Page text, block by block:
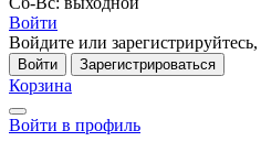
Войти
Войдите или
Войти Зарегистрироваться
Корзина
Войти в профиль